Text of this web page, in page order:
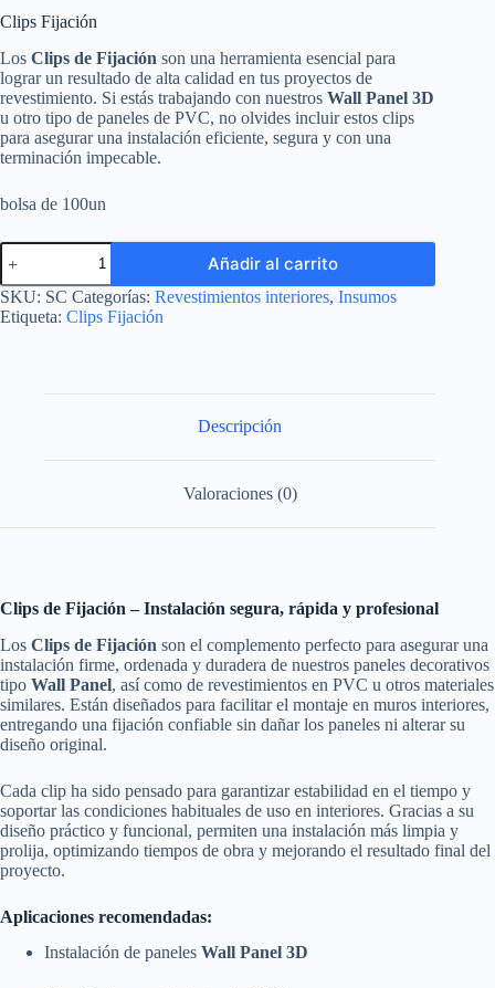
original
$8.500.
actual
$7.900.
Clips Fijación
Los Clips de Fijación son una herramienta esencial para
lograr un resultado de alta calidad en tus proyectos de
revestimiento. Si estás trabajando con nuestros Wall Panel 3D
u otro tipo de paneles de PVC, no olvides incluir estos clips
para asegurar una instalación eficiente, segura y con una
terminación impecable.
bolsa de 100un
Clips
Fijación
cantidad
Añadir al carrito
SKU: SC Categorías: Revestimientos interiores, Insumos
Etiqueta: Clips Fijación
Descripción
Valoraciones (0)
Clips de Fijación – Instalación segura, rápida y profesional
Los Clips de Fijación son el complemento perfecto para asegurar una
instalación firme, ordenada y duradera de nuestros paneles decorativos
tipo Wall Panel, así como de revestimientos en PVC u otros materiales
similares. Están diseñados para facilitar el montaje en muros interiores,
entregando una fijación confiable sin dañar los paneles ni alterar su
diseño original.
Cada clip ha sido pensado para garantizar estabilidad en el tiempo y
soportar las condiciones habituales de uso en interiores. Gracias a su
diseño práctico y funcional, permiten una instalación más limpia y
prolija, optimizando tiempos de obra y mejorando el resultado final del
proyecto.
Aplicaciones recomendadas:
Instalación de paneles Wall Panel 3D